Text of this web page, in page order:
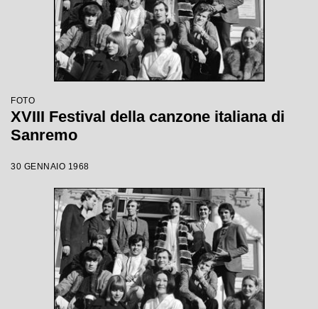
FOTO
XVIII Festival della canzone italiana di
Sanremo
30 GENNAIO 1968